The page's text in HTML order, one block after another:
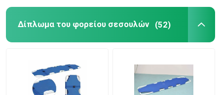
Δίπλωμα του φορείου σεσουλών (52)